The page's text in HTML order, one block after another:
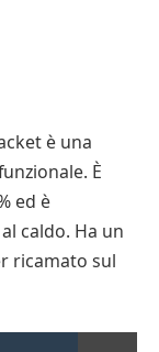
è una
È
ed è
caldo. Ha un
ricamato sul